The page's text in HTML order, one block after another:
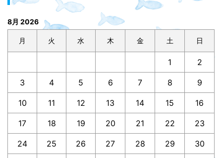
8月 2026
月 火 水 木 金 土 日
1 2
3 4 5 6 7 8 9
10 11 12 13 14 15 16
17 18 19 20 21 22 23
24 25 26 27 28 29 30